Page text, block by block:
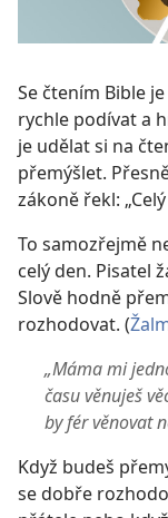
Se čtením Bible
rychle podívat a
je udělat si na
přemýšlet.
zákoně řekl:
To samozřejmě
celý den. Pisatel
Slově hodně
rozhodovat. (
„Máma mi
času věnuješ
by fér věnovat
Když budeš
se dobře